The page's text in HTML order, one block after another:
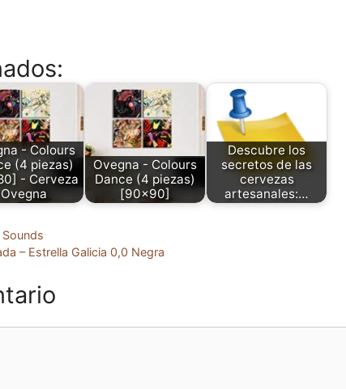
- Colours
(4 piezas)
- Cerveza
Ovegna
Ovegna - Colours
Dance (4 piezas)
[90x90]
Descubre los
secretos de las
cervezas
artesanales:…
– Estrella Galicia 0,0 Negra